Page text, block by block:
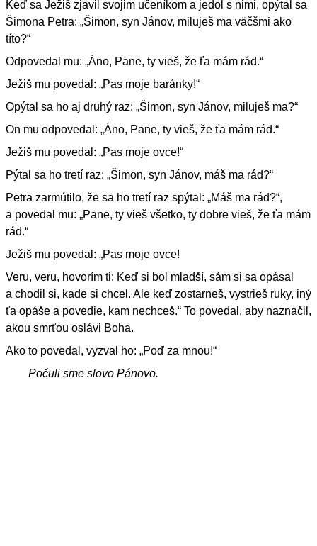
Keď sa Ježiš zjavil svojim učeníkom a jedol s nimi, opýtal sa
Šimona Petra: „Šimon, syn Jánov, miluješ ma väčšmi ako
títo?“
Odpovedal mu: „Áno, Pane, ty vieš, že ťa mám rád.“
Ježiš mu povedal: „Pas moje baránky!“
Opýtal sa ho aj druhý raz: „Šimon, syn Jánov, miluješ ma?“
On mu odpovedal: „Áno, Pane, ty vieš, že ťa mám rád.“
Ježiš mu povedal: „Pas moje ovce!“
Pýtal sa ho tretí raz: „Šimon, syn Jánov, máš ma rád?“
Petra zarmútilo, že sa ho tretí raz spýtal: „Máš ma rád?“,
a povedal mu: „Pane, ty vieš všetko, ty dobre vieš, že ťa mám
rád.“
Ježiš mu povedal: „Pas moje ovce!
Veru, veru, hovorím ti: Keď si bol mladší, sám si sa opásal
a chodil si, kade si chcel. Ale keď zostarneš, vystrieš ruky, iný
ťa opáše a povedie, kam nechceš.“ To povedal, aby naznačil,
akou smrťou oslávi Boha.
Ako to povedal, vyzval ho: „Poď za mnou!“
Počuli sme slovo Pánovo.